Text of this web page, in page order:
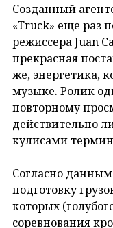
Созданный
«Truck» еще раз
режиссера Juan
прекрасная
же, энергетика,
музыке. Ролик
повторному
действительно
кулисами
Согласно
подготовку
которых
соревнования